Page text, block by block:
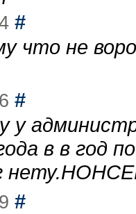
#
что не
#
у
в в год
#